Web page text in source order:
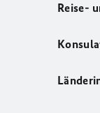
Reise-